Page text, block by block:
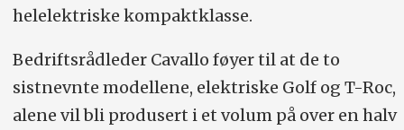
helelektriske kompaktklasse.
Bedriftsrådleder Cavallo føyer til at de to
sistnevnte modellene, elektriske Golf og T-Roc,
alene vil bli produsert i et volum på over en halv